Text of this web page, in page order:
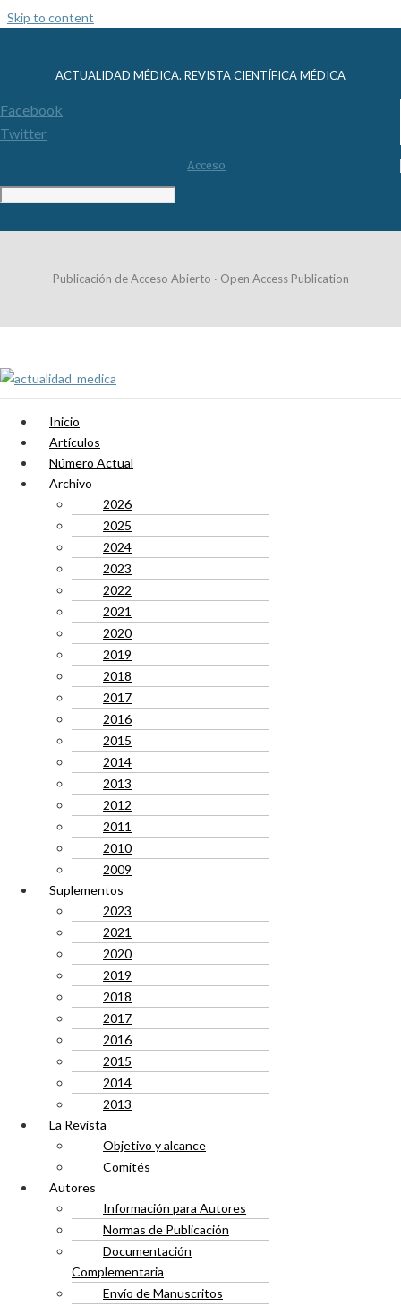
Skip to content
ACTUALIDAD MÉDICA. REVISTA CIENTÍFICA MÉDICA
Facebook
Twitter
Acceso
Publicación de Acceso Abierto · Open Access Publication
Inicio
Artículos
Número Actual
Archivo
2026
2025
2024
2023
2022
2021
2020
2019
2018
2017
2016
2015
2014
2013
2012
2011
2010
2009
Suplementos
2023
2021
2020
2019
2018
2017
2016
2015
2014
2013
La Revista
Objetivo y alcance
Comités
Autores
Información para Autores
Normas de Publicación
Documentación
Complementaria
Envío de Manuscritos